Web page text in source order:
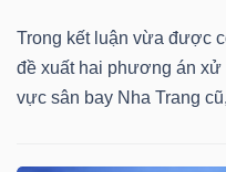
Trong kết luận vừa được
đề xuất hai phương án
vực sân bay Nha Trang
Lãnh
đạo
(-)